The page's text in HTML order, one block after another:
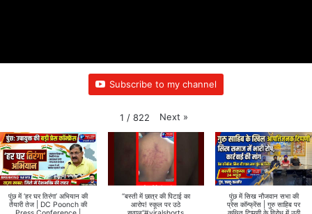
Subscribe to my channel
1 / 822 Next »
पुंछ में ‘हर घर तिरंगा’ अभियान की
तैयारी तेज | DC Poonch की
“बस्ती में छात्र की पिटाई का
आरोप! स्कूल पर उठे
पुंछ में सिख नौजवान सभा की
प्रेस कॉन्फ्रेंस | गुरु साहिब पर